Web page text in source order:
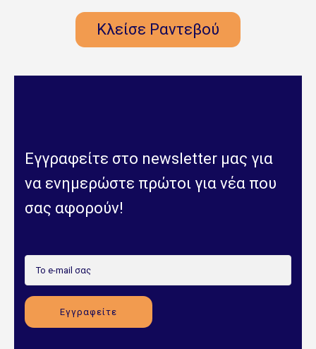
Κλείσε Ραντεβού
Εγγραφείτε στο newsletter μας για
να ενημερώστε πρώτοι για νέα που
σας αφορούν!